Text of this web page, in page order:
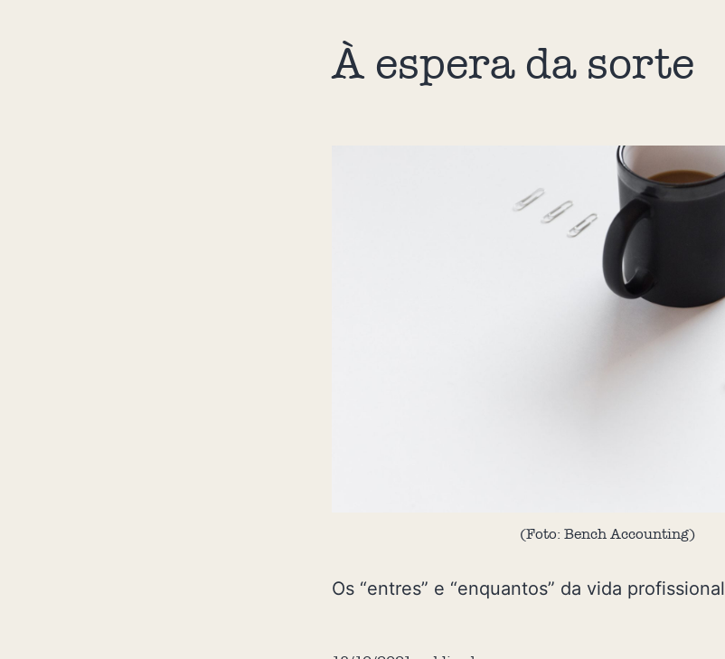
À espera da sorte
(Foto: Bench Accounting)
Os “entres” e “enquantos” da vida profissional